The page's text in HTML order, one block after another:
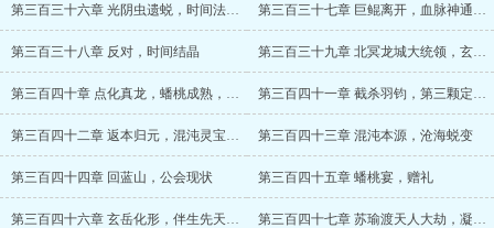
第三百三十六章 光阴虫遗蜕，时间法则提升 第三百三十七章 巨鲲离开，血脉神通——吞天噬地
第三百三十八章 反对，时间结晶 第三百三十九章 北冥龙城大统领，玄天仙果的神效
第三百四十章 点化真龙，蟠桃成熟，羽钧踪迹 第三百四十一章 截杀羽钧，第三颗定海珠
第三百四十二章 返本归元，混沌灵宝——混沌珠碎片 第三百四十三章 混沌本源，沧海蜕变
第三百四十四章 回蓝山，公会现状 第三百四十五章 蟠桃宴，赠礼
第三百四十六章 玄岳化形，伴生先天灵宝 第三百四十七章 苏瑜渡天人大劫，凝聚混沌魔神真身